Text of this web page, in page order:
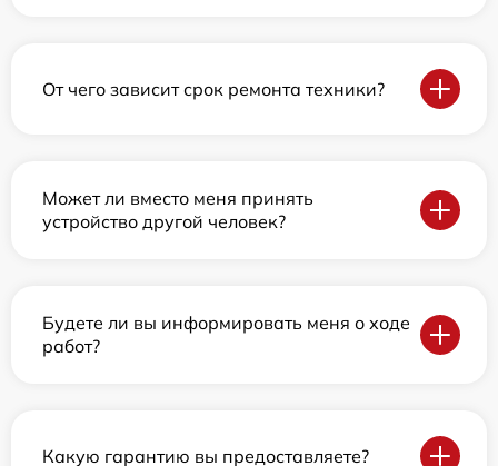
От чего зависит срок ремонта техники?
Может ли вместо меня принять
устройство другой человек?
Будете ли вы информировать меня о ходе
работ?
Какую гарантию вы предоставляете?